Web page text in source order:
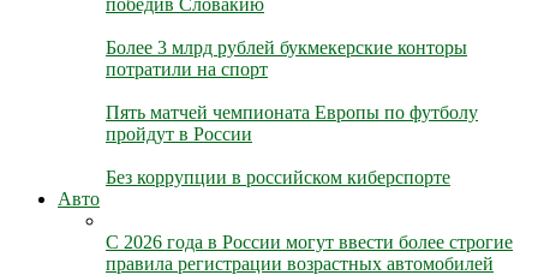
победив Словакию
Более 3 млрд рублей букмекерские конторы
потратили на спорт
Пять матчей чемпионата Европы по футболу
пройдут в России
Без коррупции в российском киберспорте
Авто
С 2026 года в России могут ввести более строгие
правила регистрации возрастных автомобилей